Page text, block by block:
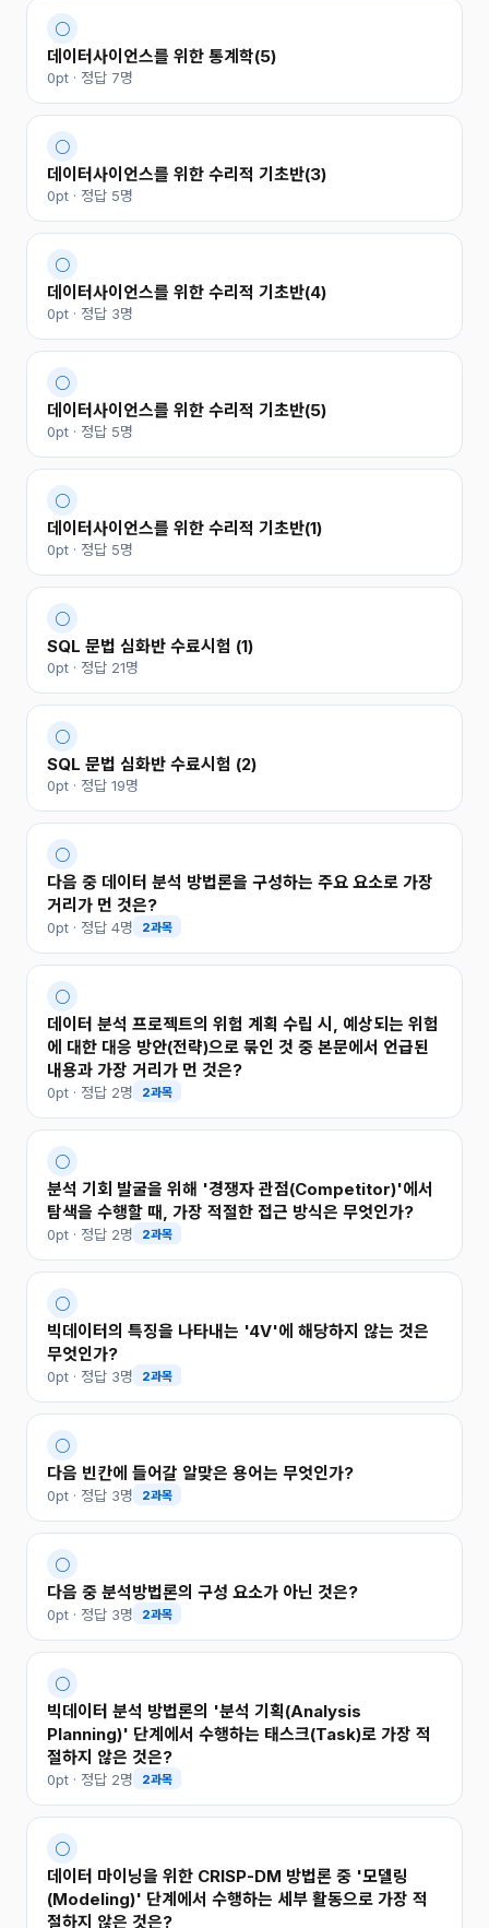
○
데이터사이언스를 위한 통계학(5)
0pt · 정답 7명
○
데이터사이언스를 위한 수리적 기초반(3)
0pt · 정답 5명
○
데이터사이언스를 위한 수리적 기초반(4)
0pt · 정답 3명
○
데이터사이언스를 위한 수리적 기초반(5)
0pt · 정답 5명
○
데이터사이언스를 위한 수리적 기초반(1)
0pt · 정답 5명
○
SQL 문법 심화반 수료시험 (1)
0pt · 정답 21명
○
SQL 문법 심화반 수료시험 (2)
0pt · 정답 19명
○
다음 중 데이터 분석 방법론을 구성하는 주요 요소로 가장
거리가 먼 것은?
0pt · 정답 4명 2과목
○
데이터 분석 프로젝트의 위험 계획 수립 시, 예상되는 위험
에 대한 대응 방안(전략)으로 묶인 것 중 본문에서 언급된
내용과 가장 거리가 먼 것은?
0pt · 정답 2명 2과목
○
분석 기회 발굴을 위해 '경쟁자 관점(Competitor)'에서
탐색을 수행할 때, 가장 적절한 접근 방식은 무엇인가?
0pt · 정답 2명 2과목
○
빅데이터의 특징을 나타내는 '4V'에 해당하지 않는 것은
무엇인가?
0pt · 정답 3명 2과목
○
다음 빈칸에 들어갈 알맞은 용어는 무엇인가?
0pt · 정답 3명 2과목
○
다음 중 분석방법론의 구성 요소가 아닌 것은?
0pt · 정답 3명 2과목
○
빅데이터 분석 방법론의 '분석 기획(Analysis
Planning)' 단계에서 수행하는 태스크(Task)로 가장 적
절하지 않은 것은?
0pt · 정답 2명 2과목
○
데이터 마이닝을 위한 CRISP-DM 방법론 중 '모델링
(Modeling)' 단계에서 수행하는 세부 활동으로 가장 적
절하지 않은 것은?